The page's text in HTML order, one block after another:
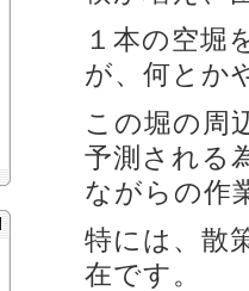
１本の空堀
が、何とか
この堀の周
予測される
ながらの作
特には、散
在です。